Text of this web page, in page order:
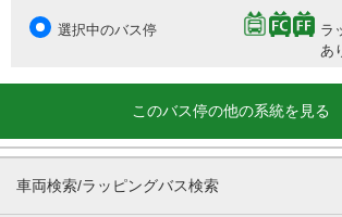
選択中のバス停
ラ
あ
このバス停の他の系統を見る
車両検索/ラッピングバス検索